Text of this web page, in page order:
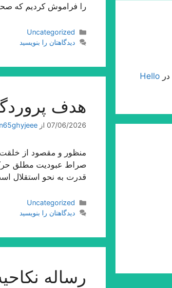
را فراموش كردیم كه
دسته‌ها
Uncategorized
دیدگاهتان را بنویسید
هدف
07/06/2026 از
منظور و مقصود از خلقت
صراط عبودیت مطلق حركت
قدرت به نحو استقلال
دسته‌ها
Uncategorized
دیدگاهتان را بنویسید
رساله
در Hello